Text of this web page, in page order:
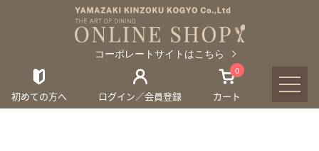
コーポレートサイトはこちら
初めての方へ ログイン／会員登録
0
カート